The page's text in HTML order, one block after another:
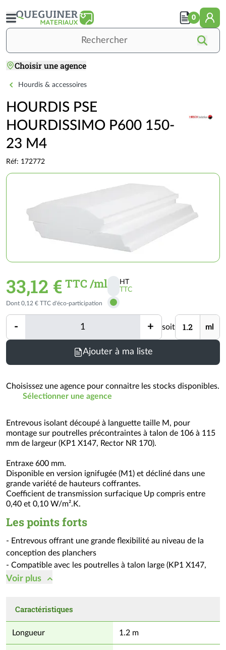
au
contenu
Choisir une agence
0
Accueil
GROS ŒUVRE
PLANCHERS
Hourdis & accessoires
HOURDIS PSE
HOURDISSIMO P600 150-
23 M4
Réf: 172772
33,12 € TTC /ml
Activer
les
prix
HT
TTC
Dont 0,12 € TTC d'éco-participation
- Quantité + soit Unité ml
Ajouter à ma liste
Minimum
=
(voir
conditionnement)
Choisissez une agence pour connaitre les stocks disponibles.
Sélectionner une agence
Entrevous isolant découpé à languette taille M, pour
montage sur poutrelles précontraintes à talon de 106 à 115
mm de largeur (KP1 X147, Rector NR 170).
Entraxe 600 mm.
Disponible en version ignifugée (M1) et décliné dans une
grande variété de hauteurs coffrantes.
Coefficient de transmission surfacique Up compris entre
0,40 et 0,10 W/m².K.
Les points forts
- Entrevous offrant une grande flexibilité au niveau de la
conception des planchers
- Compatible avec les poutrelles à talon large (KP1 X147,
Rector NR 170) pour une performance thermique garantie
- Fond plat (hormis sur les Up 33 et 40) pour faciliter
- Réduction du poids propre du plancher pour de plus
Voir plus
Caractéristiques
Longueur 1.2 m